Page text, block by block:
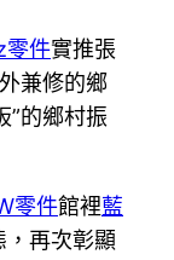
零件實推張
兼修的鄉
”的鄉村振
零件館裡藍
，再次彰顯